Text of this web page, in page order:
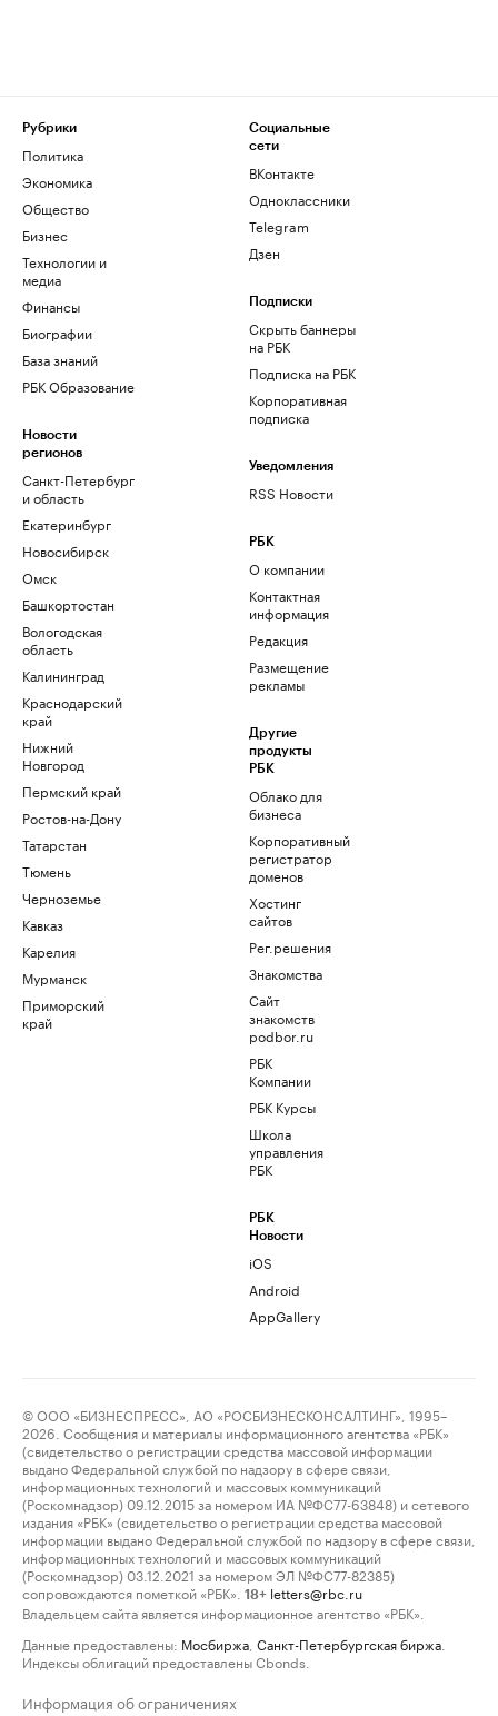
Рубрики
Политика
Экономика
Общество
Бизнес
Технологии и
медиа
Финансы
Биографии
База знаний
РБК Образование
Новости
регионов
Санкт-Петербург
и область
Екатеринбург
Новосибирск
Омск
Башкортостан
Вологодская
область
Калининград
Краснодарский
край
Нижний
Новгород
Пермский край
Ростов-на-Дону
Татарстан
Тюмень
Черноземье
Кавказ
Карелия
Мурманск
Приморский
край
Социальные
сети
ВКонтакте
Одноклассники
Telegram
Дзен
Подписки
Скрыть баннеры
на РБК
Подписка на РБК
Корпоративная
подписка
Уведомления
RSS Новости
РБК
О компании
Контактная
информация
Редакция
Размещение
рекламы
Другие
продукты
РБК
Облако для
бизнеса
Корпоративный
регистратор
доменов
Хостинг
сайтов
Рег.решения
Знакомства
Сайт
знакомств
podbor.ru
РБК
Компании
РБК Курсы
Школа
управления
РБК
РБК
Новости
iOS
Android
AppGallery
© ООО «БИЗНЕСПРЕСС», АО «РОСБИЗНЕСКОНСАЛТИНГ», 1995–
2026. Сообщения и материалы информационного агентства «РБК»
(свидетельство о регистрации средства массовой информации
выдано Федеральной службой по надзору в сфере связи,
информационных технологий и массовых коммуникаций
(Роскомнадзор) 09.12.2015 за номером ИА №ФС77-63848) и сетевого
издания «РБК» (свидетельство о регистрации средства массовой
информации выдано Федеральной службой по надзору в сфере связи,
информационных технологий и массовых коммуникаций
(Роскомнадзор) 03.12.2021 за номером ЭЛ №ФС77-82385)
сопровождаются пометкой «РБК».
18+ letters@rbc.ru
Владельцем сайта является информационное агентство «РБК».
Данные предоставлены: Мосбиржа Санкт-Петербургская биржа
Индексы облигаций предоставлены Cbonds.
Информация об ограничениях